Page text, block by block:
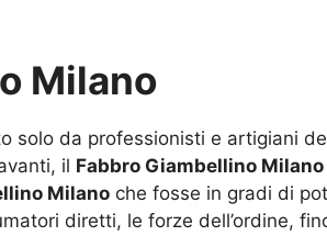
Milano
solo da professionisti e artigiani
il Fabbro Giambellino Milano
Milano che fosse in gradi di
diretti, le forze dell’ordine,